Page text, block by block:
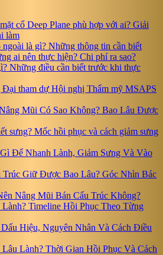
cổ Deep Plane phù hợp với ai? Giải
làm
là gì? Những thông tin cần biết
ai nên thực hiện? Chi phí ra sao?
Những điều cần biết trước khi thực
Đại tham dự Hội nghị Thẩm mỹ MSAPS
Mũi Có Sao Không? Bao Lâu Được
sưng? Mốc hồi phục và cách giảm sưng
Để Nhanh Lành, Giảm Sưng Và Vào
Trúc Giữ Được Bao Lâu? Góc Nhìn Bác
Nâng Mũi Bán Cấu Trúc Không?
Timeline Hồi Phục Theo Từng
Hiệu, Nguyên Nhân Và Cách Điều
Lành? Thời Gian Hồi Phục Và Cách